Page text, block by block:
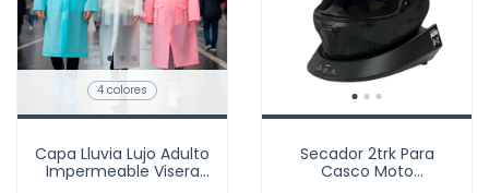
4 colores
Capa Lluvia Lujo Adulto
Impermeable Visera
Secador 2trk Para
Casco Moto